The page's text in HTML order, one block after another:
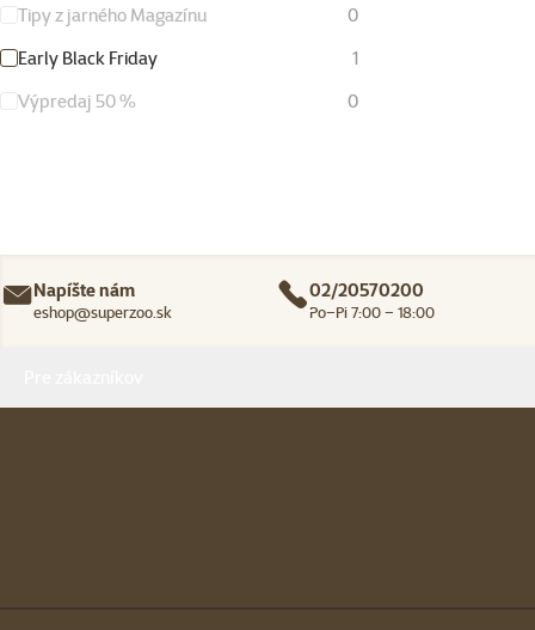
Tipy z jarného Magazínu
0
Early Black Friday
1
Výpredaj 50 %
0
Napíšte nám
eshop@superzoo.sk
02/20570200
Po–Pi 7:00 – 18:00